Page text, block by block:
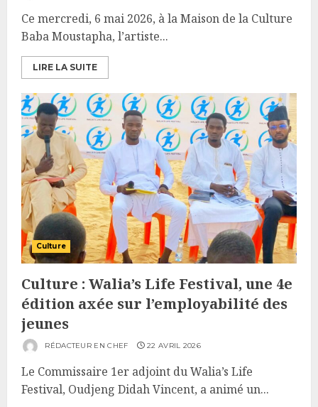
Ce mercredi, 6 mai 2026, à la Maison de la Culture
Baba Moustapha, l’artiste...
LIRE LA SUITE
Culture
Culture : Walia’s Life Festival, une 4e
édition axée sur l’employabilité des
jeunes
RÉDACTEUR EN CHEF 22 AVRIL 2026
Le Commissaire 1er adjoint du Walia’s Life
Festival, Oudjeng Didah Vincent, a animé un...